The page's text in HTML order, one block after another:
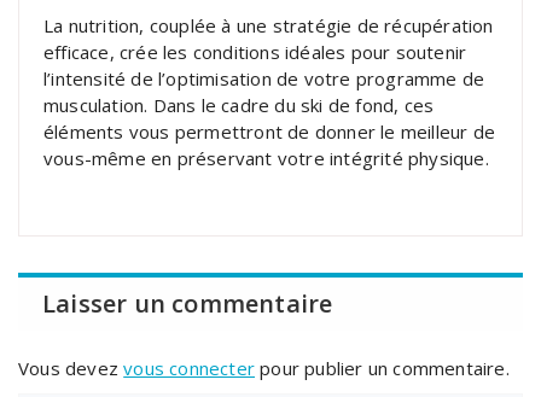
La nutrition, couplée à une stratégie de récupération
efficace, crée les conditions idéales pour soutenir
l’intensité de l’optimisation de votre programme de
musculation. Dans le cadre du ski de fond, ces
éléments vous permettront de donner le meilleur de
vous-même en préservant votre intégrité physique.
Laisser un commentaire
Vous devezvous connecter pour publier un commentaire.